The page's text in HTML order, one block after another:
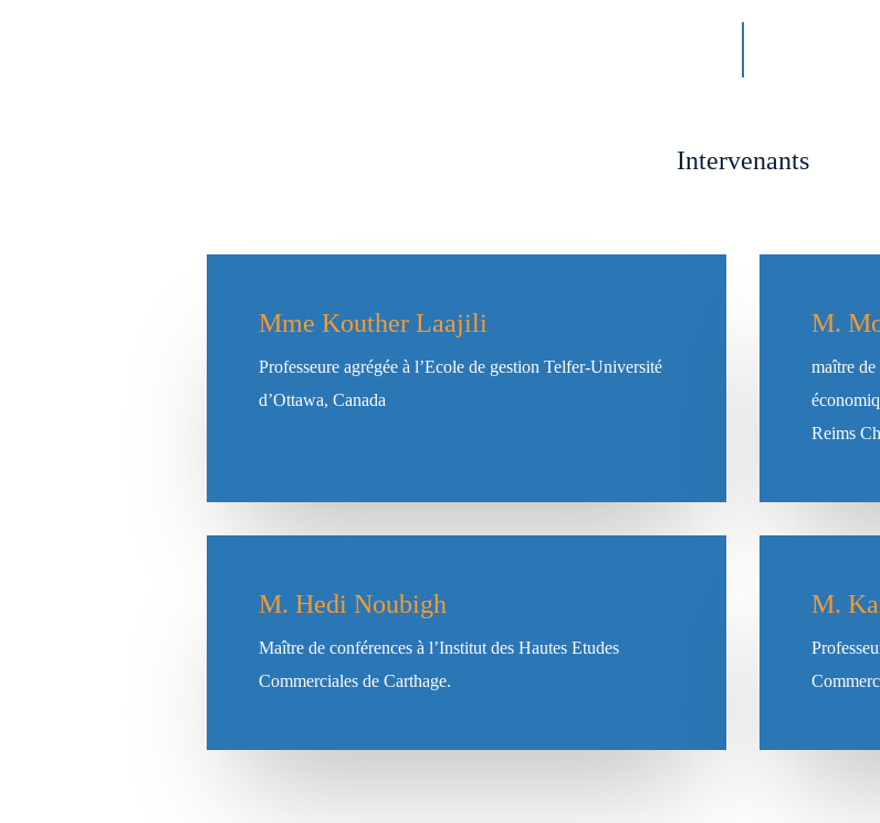
Intervenants
Mme Kouther Laajili
Professeure agrégée à l’Ecole de gestion Telfer-Université
d’Ottawa, Canada
M.
maître
Reims
M. Hedi Noubigh
Maître de conférences à l’Institut des Hautes Etudes
Commerciales de Carthage.
M.